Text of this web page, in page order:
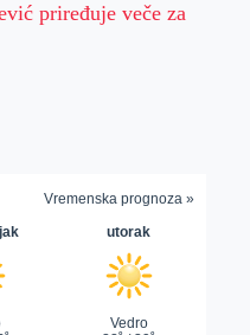
priređuje veče za